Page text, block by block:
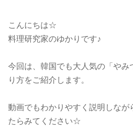
こんにちは☆
料理研究家のゆかりです♪
今回は、韓国でも大人気の「やみ
り方をご紹介します。
動画でもわかりやすく説明しなが
たらみてください☆